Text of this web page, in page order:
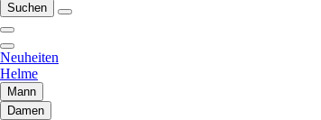
Suchen
Neuheiten
Helme
Mann
Damen